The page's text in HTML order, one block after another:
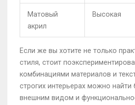
Матовый
акрил
Высокая
Если же вы хотите не только
стиля, стоит
комбинациями материалов и
строгих интерьерах можно
внешним видом и